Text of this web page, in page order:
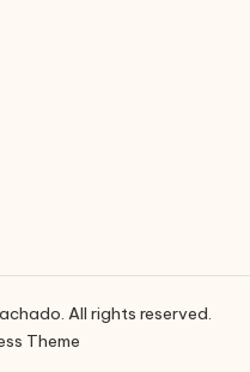
All rights reserved.
Theme